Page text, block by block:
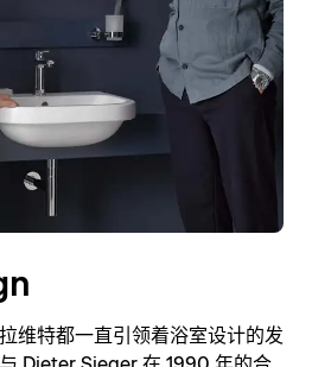
维特都一直引领着浴室设计的发